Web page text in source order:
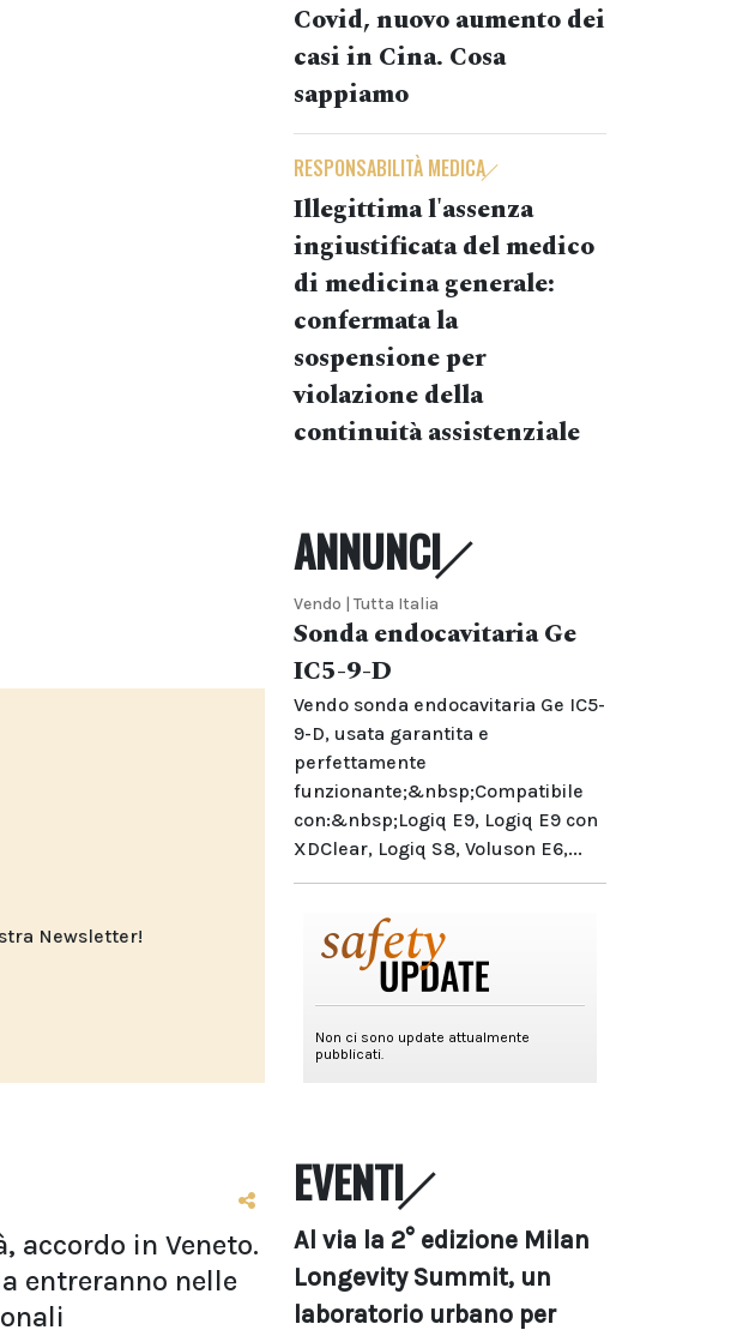
Newsletter!
accordo in Veneto.
entreranno nelle
Covid, nuovo aumento dei
casi in Cina. Cosa
sappiamo
RESPONSABILITÀ MEDICA
Illegittima l'assenza
ingiustificata del medico
di medicina generale:
confermata la
sospensione per
violazione della
continuità assistenziale
ANNUNCI
Vendo | Tutta Italia
Sonda endocavitaria Ge
IC5-9-D
Vendo sonda endocavitaria Ge IC5-
9-D, usata garantita e
perfettamente
funzionante;&nbsp;Compatibile
con:&nbsp;Logiq E9, Logiq E9 con
XDClear, Logiq S8, Voluson E6,...
EVENTI
Al via la 2° edizione Milan
Longevity Summit, un
laboratorio urbano per